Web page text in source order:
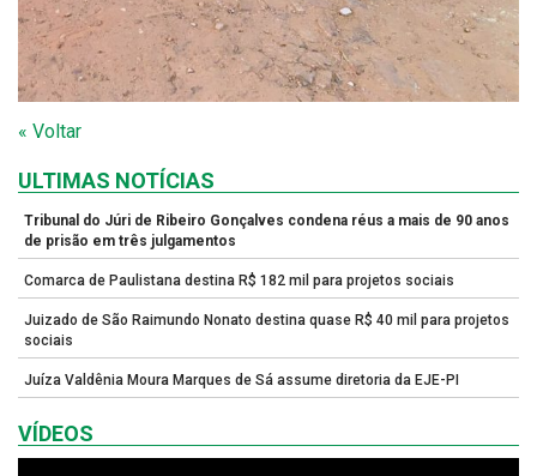
« Voltar
ULTIMAS NOTÍCIAS
Tribunal do Júri de Ribeiro Gonçalves condena réus a mais de 90 anos
de prisão em três julgamentos
Comarca de Paulistana destina R$ 182 mil para projetos sociais
Juizado de São Raimundo Nonato destina quase R$ 40 mil para projetos
sociais
Juíza Valdênia Moura Marques de Sá assume diretoria da EJE-PI
VÍDEOS